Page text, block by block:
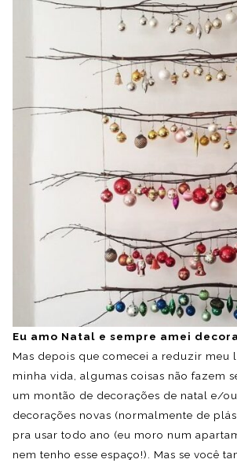
Eu amo Natal e sempre amei
Mas depois que comecei a reduzir meu
minha vida, algumas coisas não fazem
um montão de decorações de natal e/
decorações novas (normalmente de
pra usar todo ano (eu moro num
nem tenho esse espaço!). Mas se você